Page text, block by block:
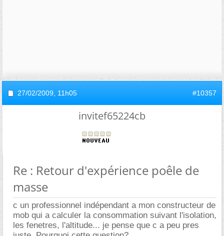
27/02/2009, 11h05 #10357
invitef65224cb
Re : Retour d'expérience poêle de
masse
c un professionnel indépendant a mon constructeur de
mob qui a calculer la consommation suivant l'isolation,
les fenetres, l'altitude... je pense que c a peu pres